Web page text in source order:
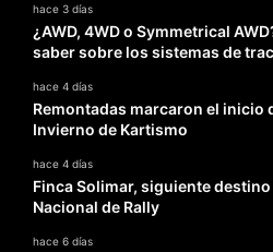
hace 3 días
¿AWD, 4WD o Symmetrical
saber sobre los sistemas de
hace 4 días
Remontadas marcaron el inicio
Invierno de Kartismo
hace 4 días
Finca Solimar, siguiente
Nacional de Rally
hace 6 días